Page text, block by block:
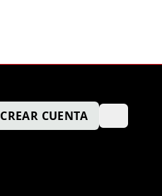
CREAR CUENTA